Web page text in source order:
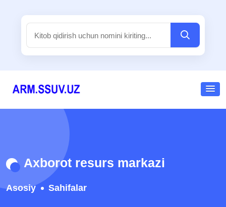
Axborot resurs markazi
Asosiy Sahifalar